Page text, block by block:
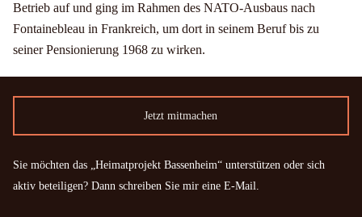
Betrieb auf und ging im Rahmen des NATO-Ausbaus nach
Fontainebleau in Frankreich, um dort in seinem Beruf bis zu
seiner Pensionierung 1968 zu wirken.
Jetzt mitmachen
Sie möchten das „Heimatprojekt Bassenheim“ unterstützen oder sich
aktiv beteiligen? Dann schreiben Sie mir eine E-Mail.